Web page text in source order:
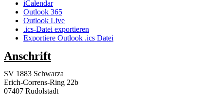
iCalendar
Outlook 365
Outlook Live
.ics-Datei exportieren
Exportiere Outlook .ics Datei
Anschrift
SV 1883 Schwarza
Erich-Correns-Ring 22b
07407 Rudolstadt